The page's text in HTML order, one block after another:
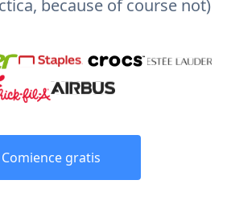
because of course not)
Comience gratis